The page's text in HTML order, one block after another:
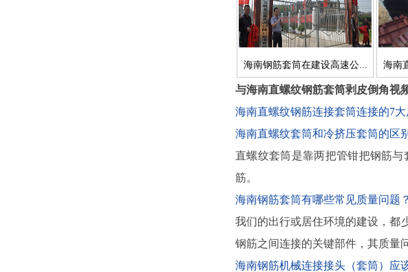
海南钢筋套筒在建设高速公... 海南
与海南直螺纹钢筋套筒剥皮倒角视
海南直螺纹钢筋连接套筒连接的7大
海南直螺纹套筒和冷挤压套筒的区别
直螺纹套筒是靠两把管钳把钢筋
筋。
海南钢筋套筒有哪些常见质量问题？
我们的出行或居住环境的建设，都
钢筋之间连接的关键部件，其质量
海南钢筋机械连接接头（套筒）应